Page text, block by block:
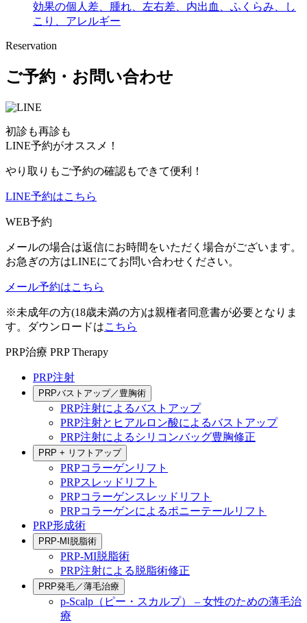
効果の個人差、腫れ、左右差、内出血、ふくらみ、し
こり、アレルギー
Reservation
ご予約・お問い合わせ
初診も再診も
LINE予約がオススメ！
やり取りもご予約の確認もできて便利！
LINE予約はこちら
WEB予約
メールの場合は返信にお時間をいただく場合がございます。
お急ぎの方はLINEにてお問い合わせください。
メール予約はこちら
※未成年の方(18歳未満の方)は親権者同意書が必要となりま
す。ダウンロードはこちら
PRP治療 PRP Therapy
PRP注射
PRPバストアップ／豊胸術
PRP注射によるバストアップ
PRP注射とヒアルロン酸によるバストアップ
PRP注射によるシリコンバッグ豊胸修正
PRP + リフトアップ
PRPコラーゲンリフト
PRPスレッドリフト
PRPコラーゲンスレッドリフト
PRPコラーゲンによるポニーテールリフト
PRP形成術
PRP-MI脱脂術
PRP-MI脱脂術
PRP注射による脱脂術修正
PRP発毛／薄毛治療
p-Scalp（ピー・スカルプ） – 女性のための薄毛治
療